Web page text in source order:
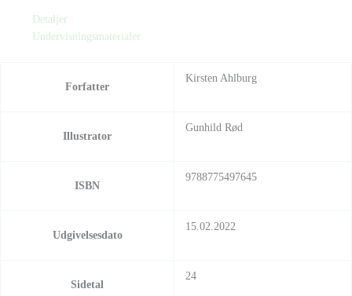
Detaljer
Undervisningsmaterialer
Forfatter
Kirsten Ahlburg
Illustrator
Gunhild Rød
ISBN
9788775497645
Udgivelsesdato
15.02.2022
Sidetal
24